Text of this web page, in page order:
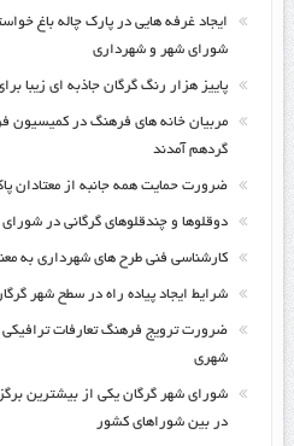
ایجاد غرفه هایی در پارک چاله باغ
شورای شهر و شهرداری
پاییز هزار رنگ گرگان جاذبه ای زیبا
مربیان خانه های فرهنگ در کمیسیون
گردهم آمدند
ضرورت حمایت همه جانبه از معتادان
دوقلوها و چندقلوهای گرگانی در
کارشناسی فنی طرح های شهرداری به
شرایط ایجاد پیاده راه در سطح شهر
ضرورت ترویج فرهنگ تعارفات
شهری
شورای شهر گرگان یکی از بیشترین
در بین شوراهای کشور